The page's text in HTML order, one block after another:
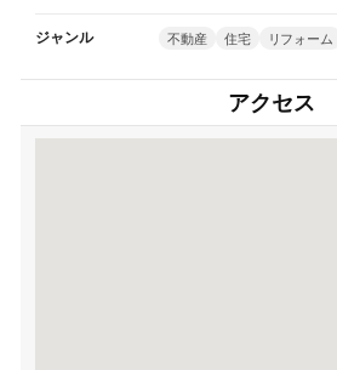
ジャンル 不動産 住宅 リフォーム
アクセス